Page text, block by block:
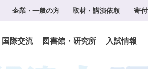
企業・一般の方 取材・講演依頼 寄付
際交流 図書館・研究所 入試情報